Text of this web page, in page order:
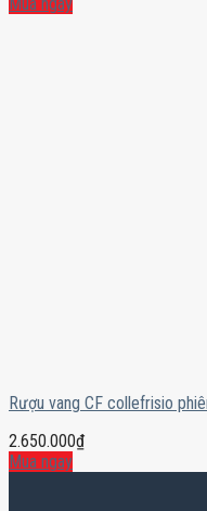
Rượu vang CF collefrisio
2.650.000₫
Mua ngay